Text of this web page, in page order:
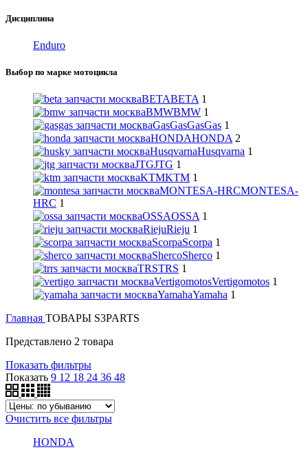
Дисциплина
Enduro
Выбор по марке мотоцикла
BETABETA 1
BMWBMW 1
GasGasGasGas 1
HONDAHONDA 2
HusqvarnaHusqvarna 1
JTGJTG 1
KTMKTM 1
MONTESA-HRCMONTESA-
HRC 1
OSSAOSSA 1
RiejuRieju 1
ScorpaScorpa 1
ShercoSherco 1
TRSTRS 1
VertigomotosVertigomotos 1
YamahaYamaha 1
Главная ТОВАРЫ S3PARTS
Представлено 2 товара
Показать фильтры
Показать 9 12 18 24 36 48
Очистить все фильтры
HONDA